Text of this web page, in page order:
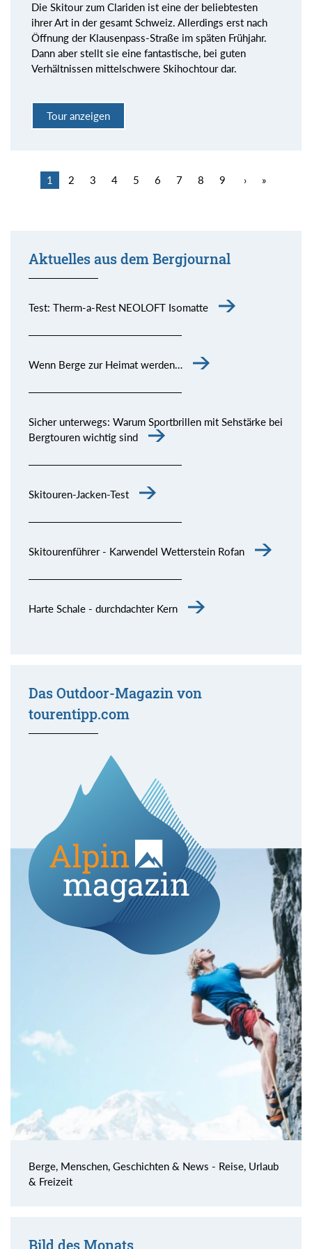
Die Skitour zum Clariden ist eine der beliebtesten
ihrer Art in der gesamt Schweiz. Allerdings erst nach
Öffnung der Klausenpass-Straße im späten Frühjahr.
Dann aber stellt sie eine fantastische, bei guten
Verhältnissen mittelschwere Skihochtour dar.
Tour anzeigen
1 2 3 4 5 6 7 8 9 › »
Aktuelles aus dem Bergjournal
Test: Therm-a-Rest NEOLOFT Isomatte
Wenn Berge zur Heimat werden…
Sicher unterwegs: Warum Sportbrillen mit Sehstärke bei
Bergtouren wichtig sind
Skitouren-Jacken-Test
Skitourenführer - Karwendel Wetterstein Rofan
Harte Schale - durchdachter Kern
Das Outdoor-Magazin von
tourentipp.com
Berge, Menschen, Geschichten & News - Reise, Urlaub
& Freizeit
Bild des Monats